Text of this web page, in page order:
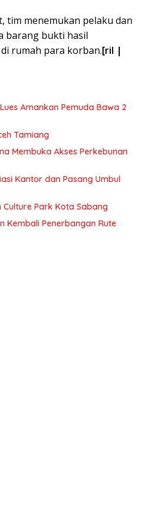
tim menemukan pelaku dan
barang bukti hasil
rumah para korban.[ril |
Amankan Pemuda Bawa 2
Tamiang
Membuka Akses Perkebunan
Kantor dan Pasang Umbul
Park Kota Sabang
Kembali Penerbangan Rute